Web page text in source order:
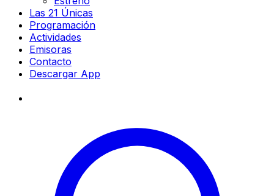
Las 21 Únicas
Programación
Actividades
Emisoras
Contacto
Descargar App